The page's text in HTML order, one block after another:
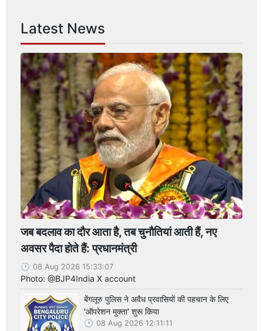
Latest News
जब बदलाव का दौर आता है, तब चुनौतियां आती हैं, नए
अवसर पैदा होते हैं: प्रधानमंत्री
08 Aug 2026 15:33:07
Photo: @BJP4India X account
बेंगलूरु पुलिस ने अवैध प्रवासियों की पहचान के लिए
'ऑपरेशन मुक्ता' शुरू किया
08 Aug 2026 12:11:11